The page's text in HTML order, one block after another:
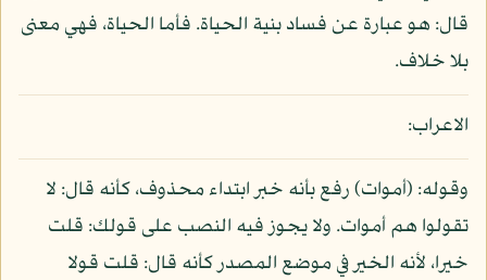
قال: هو عبارة عن فساد بنية الحياة. فأما الحياة، فهي معنى
بلا خلاف.
الاعراب:
وقوله: (أموات) رفع بأنه خبر ابتداء محذوف، كأنه قال: لا
تقولوا هم أموات. ولا يجوز فيه النصب على قولك: قلت
خيرا، لأنه الخير في موضع المصدر كأنه قال: قلت قولا